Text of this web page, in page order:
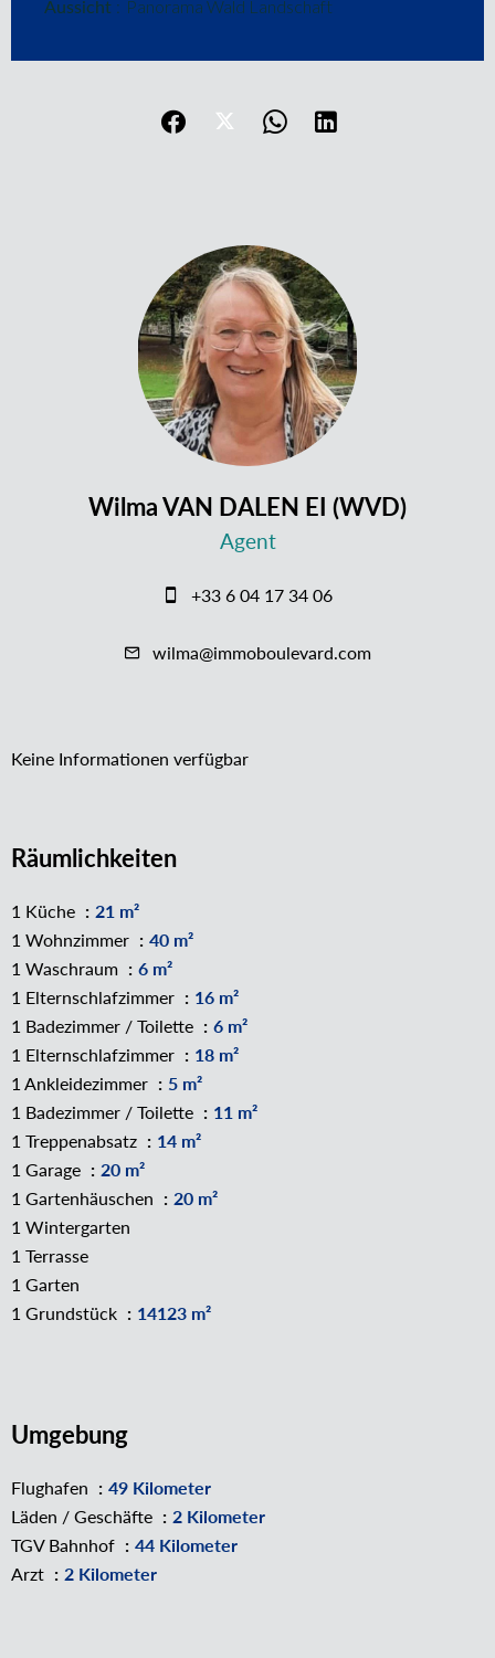
Aussicht Panorama Wald Landschaft
Wilma VAN DALEN EI (WVD)
Agent
+33 6 04 17 34 06
wilma@immoboulevard.com
Keine Informationen verfügbar
Räumlichkeiten
1 Küche
21 m²
1 Wohnzimmer
40 m²
1 Waschraum
6 m²
1 Elternschlafzimmer
16 m²
1 Badezimmer / Toilette
6 m²
1 Elternschlafzimmer
18 m²
1 Ankleidezimmer
5 m²
1 Badezimmer / Toilette
11 m²
1 Treppenabsatz
14 m²
1 Garage
20 m²
1 Gartenhäuschen
20 m²
1 Wintergarten
1 Terrasse
1 Garten
1 Grundstück
14123 m²
Umgebung
Flughafen
49 Kilometer
Läden / Geschäfte
2 Kilometer
TGV Bahnhof
44 Kilometer
Arzt
2 Kilometer